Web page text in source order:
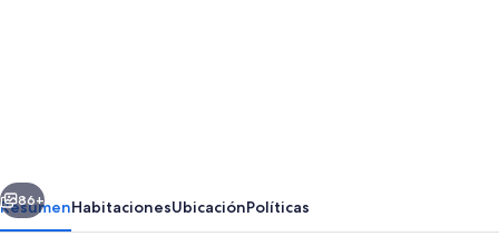
Siguiente
86+
ResumenHabitacionesUbicaciónPolíticas